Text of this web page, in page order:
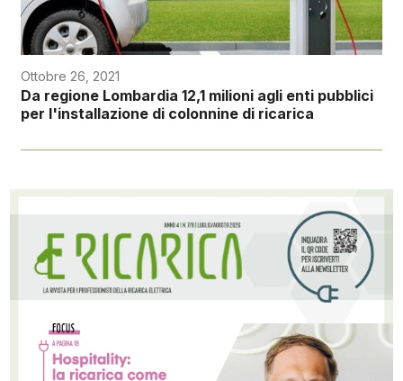
Ottobre 26, 2021
Da regione Lombardia 12,1 milioni agli enti pubblici
per l'installazione di colonnine di ricarica